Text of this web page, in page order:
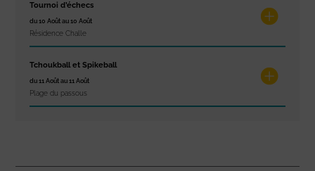
Tournoi d’échecs
du 10 Août au 10 Août
Résidence Challe
Tchoukball et Spikeball
du 11 Août au 11 Août
Plage du passous